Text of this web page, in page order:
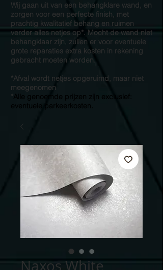
Wij gaan uit van een behangklare wand, en
zorgen voor een perfecte finish, met
prachtig kwalitatief behang en ruimen
verder alles netjes op*. Mocht de wand niet
behangklaar zijn, zullen er voor eventuele
grote reparaties extra kosten in rekening
gebracht moeten worden.
*Afval wordt netjes opgeruimd, maar niet
meegenomen
* Alle genoemde prijzen zijn exclusief:
eventuele parkeerkosten.
Naxos White